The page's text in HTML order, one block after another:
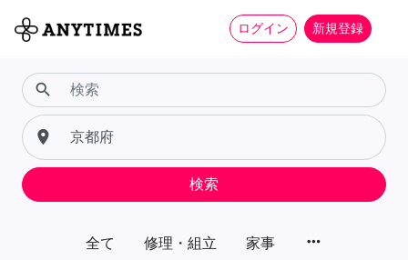
ログイン 新規登録
全て 修理・組立 家事 more_horiz
search
place
検索